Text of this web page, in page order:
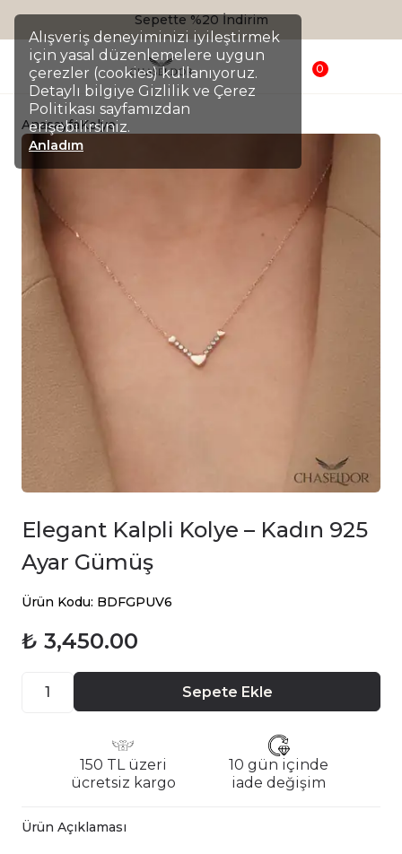
Alışveriş deneyiminizi iyileştirmek
için yasal düzenlemelere uygun
çerezler (cookies) kullanıyoruz.
Detaylı bilgiye Gizlilik ve Çerez
Politikası sayfamızdan
erişebilirsiniz.
Anladım
Sepette %20 İndirim
0
AnasayfaKolye
Elegant Kalpli Kolye – Kadın 925
Ayar Gümüş
Ürün Kodu: BDFGPUV6
₺ 3,450.00
Sepete Ekle
150 TL üzeri
ücretsiz kargo
10 gün içinde
iade değişim
Ürün Açıklaması